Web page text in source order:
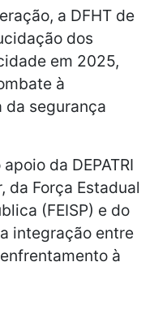
a DFHT de
dos
em 2025,
à
da segurança
da DEPATRI
da Força Estadual
(FEISP) e do
integração entre
à